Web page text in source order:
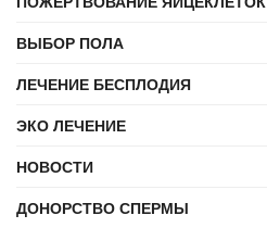
ВЫБОР ПОЛА
ЛЕЧЕНИЕ БЕСПЛОДИЯ
ЭКО ЛЕЧЕНИЕ
НОВОСТИ
ДОНОРСТВО СПЕРМЫ